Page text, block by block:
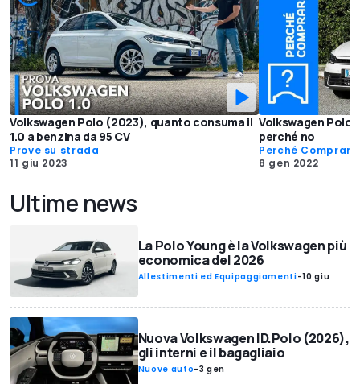
Volkswagen Polo (2023), quanto consuma il
1.0 a benzina da 95 CV
Prove su strada
11 giu 2023
Volkswagen Polo
perché no
Perché
8 gen 2022
Ultime news
La Polo Young è la Volkswagen più
economica del 2026
Allestimenti ed Equipaggiamenti-10 giu
Nuova Volkswagen ID.Polo (2026),
gli interni e il bagagliaio
Nuove auto-3 gen